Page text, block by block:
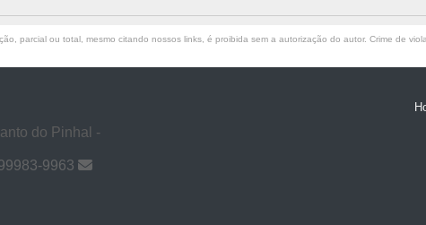
parcial ou total, mesmo citando nossos links, é proibida sem a autorização do autor. Crime de
do Pinhal -
9963